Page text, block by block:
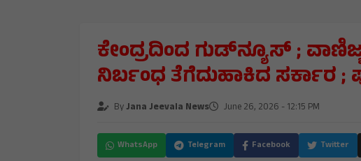
ಕೇಂದ್ರದಿಂದ ಗುಡ್‌ನ್ಯೂಸ್ ;
ನಿರ್ಬಂಧ ತೆಗೆದುಹಾಕಿದ ಸರ್ಕಾರ ;
ByJana Jeevala News June 26, 2026 - 12:15 PM
WhatsApp Telegram Facebook Twitter